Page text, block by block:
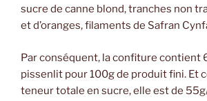
sucre de canne blond, tranches non
et d’oranges, filaments de Safran
Par conséquent, la confiture contient
pissenlit pour 100g de produit fini. Et
teneur totale en sucre, elle est de